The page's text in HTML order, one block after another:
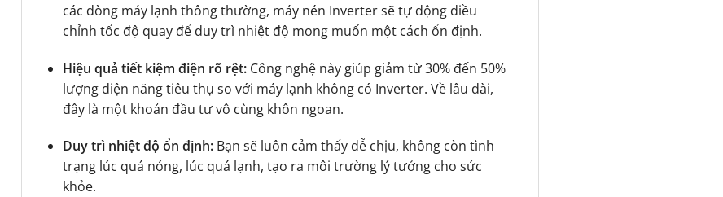
các dòng máy lạnh thông thường, máy nén Inverter sẽ tự động điều
chỉnh tốc độ quay để duy trì nhiệt độ mong muốn một cách ổn định.
Hiệu quả tiết kiệm điện rõ rệt: Công nghệ này giúp giảm từ 30% đến 50%
lượng điện năng tiêu thụ so với máy lạnh không có Inverter. Về lâu dài,
đây là một khoản đầu tư vô cùng khôn ngoan.
Duy trì nhiệt độ ổn định: Bạn sẽ luôn cảm thấy dễ chịu, không còn tình
trạng lúc quá nóng, lúc quá lạnh, tạo ra môi trường lý tưởng cho sức
khỏe.